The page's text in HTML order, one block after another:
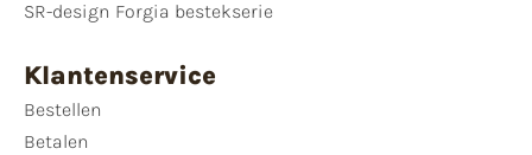
SR-design Forgia bestekserie
Klantenservice
Bestellen
Betalen